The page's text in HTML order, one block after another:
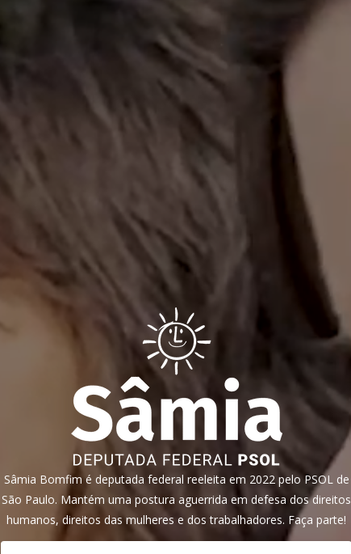
Sâmia Bomfim é deputada federal reeleita em 2022 pelo PSOL de
São Paulo. Mantém uma postura aguerrida em defesa dos direitos
humanos, direitos das mulheres e dos trabalhadores. Faça parte!